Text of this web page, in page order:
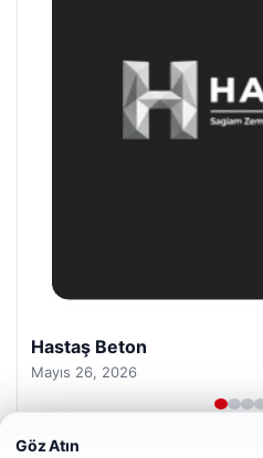
Prenses Night Club
Nisan 29, 2026
Göz Atın